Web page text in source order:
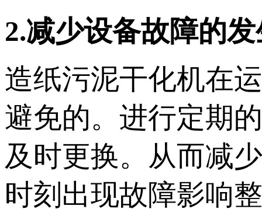
2.减少设备故障的
造纸污泥干化机在
避免的。进行定期
及时更换。从而减
时刻出现故障影响